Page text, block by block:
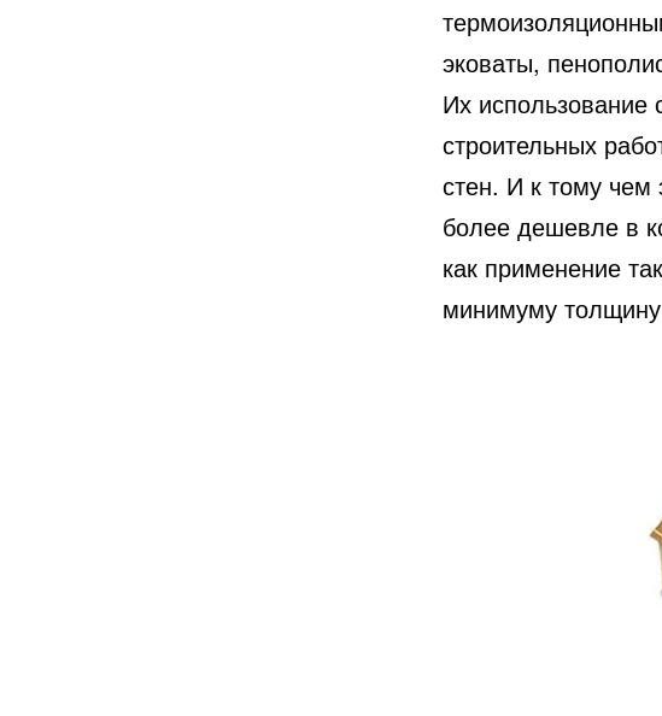
эковаты,
Их использование
строительных
стен. И к тому чем
более дешевле в
как применение
минимуму